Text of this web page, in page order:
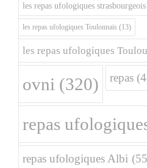
les repas ufologiques strasbourgeois
les repas ufologiques Toulonnais (13)
les repas ufologiques
ovni (320) repas
repas
repas ufologiques Albi